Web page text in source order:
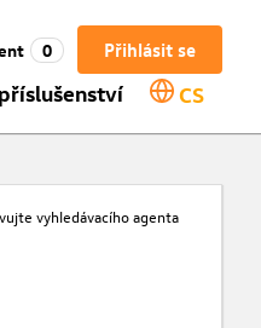
Přihlásit se
0
CS
vyhledávacího agenta